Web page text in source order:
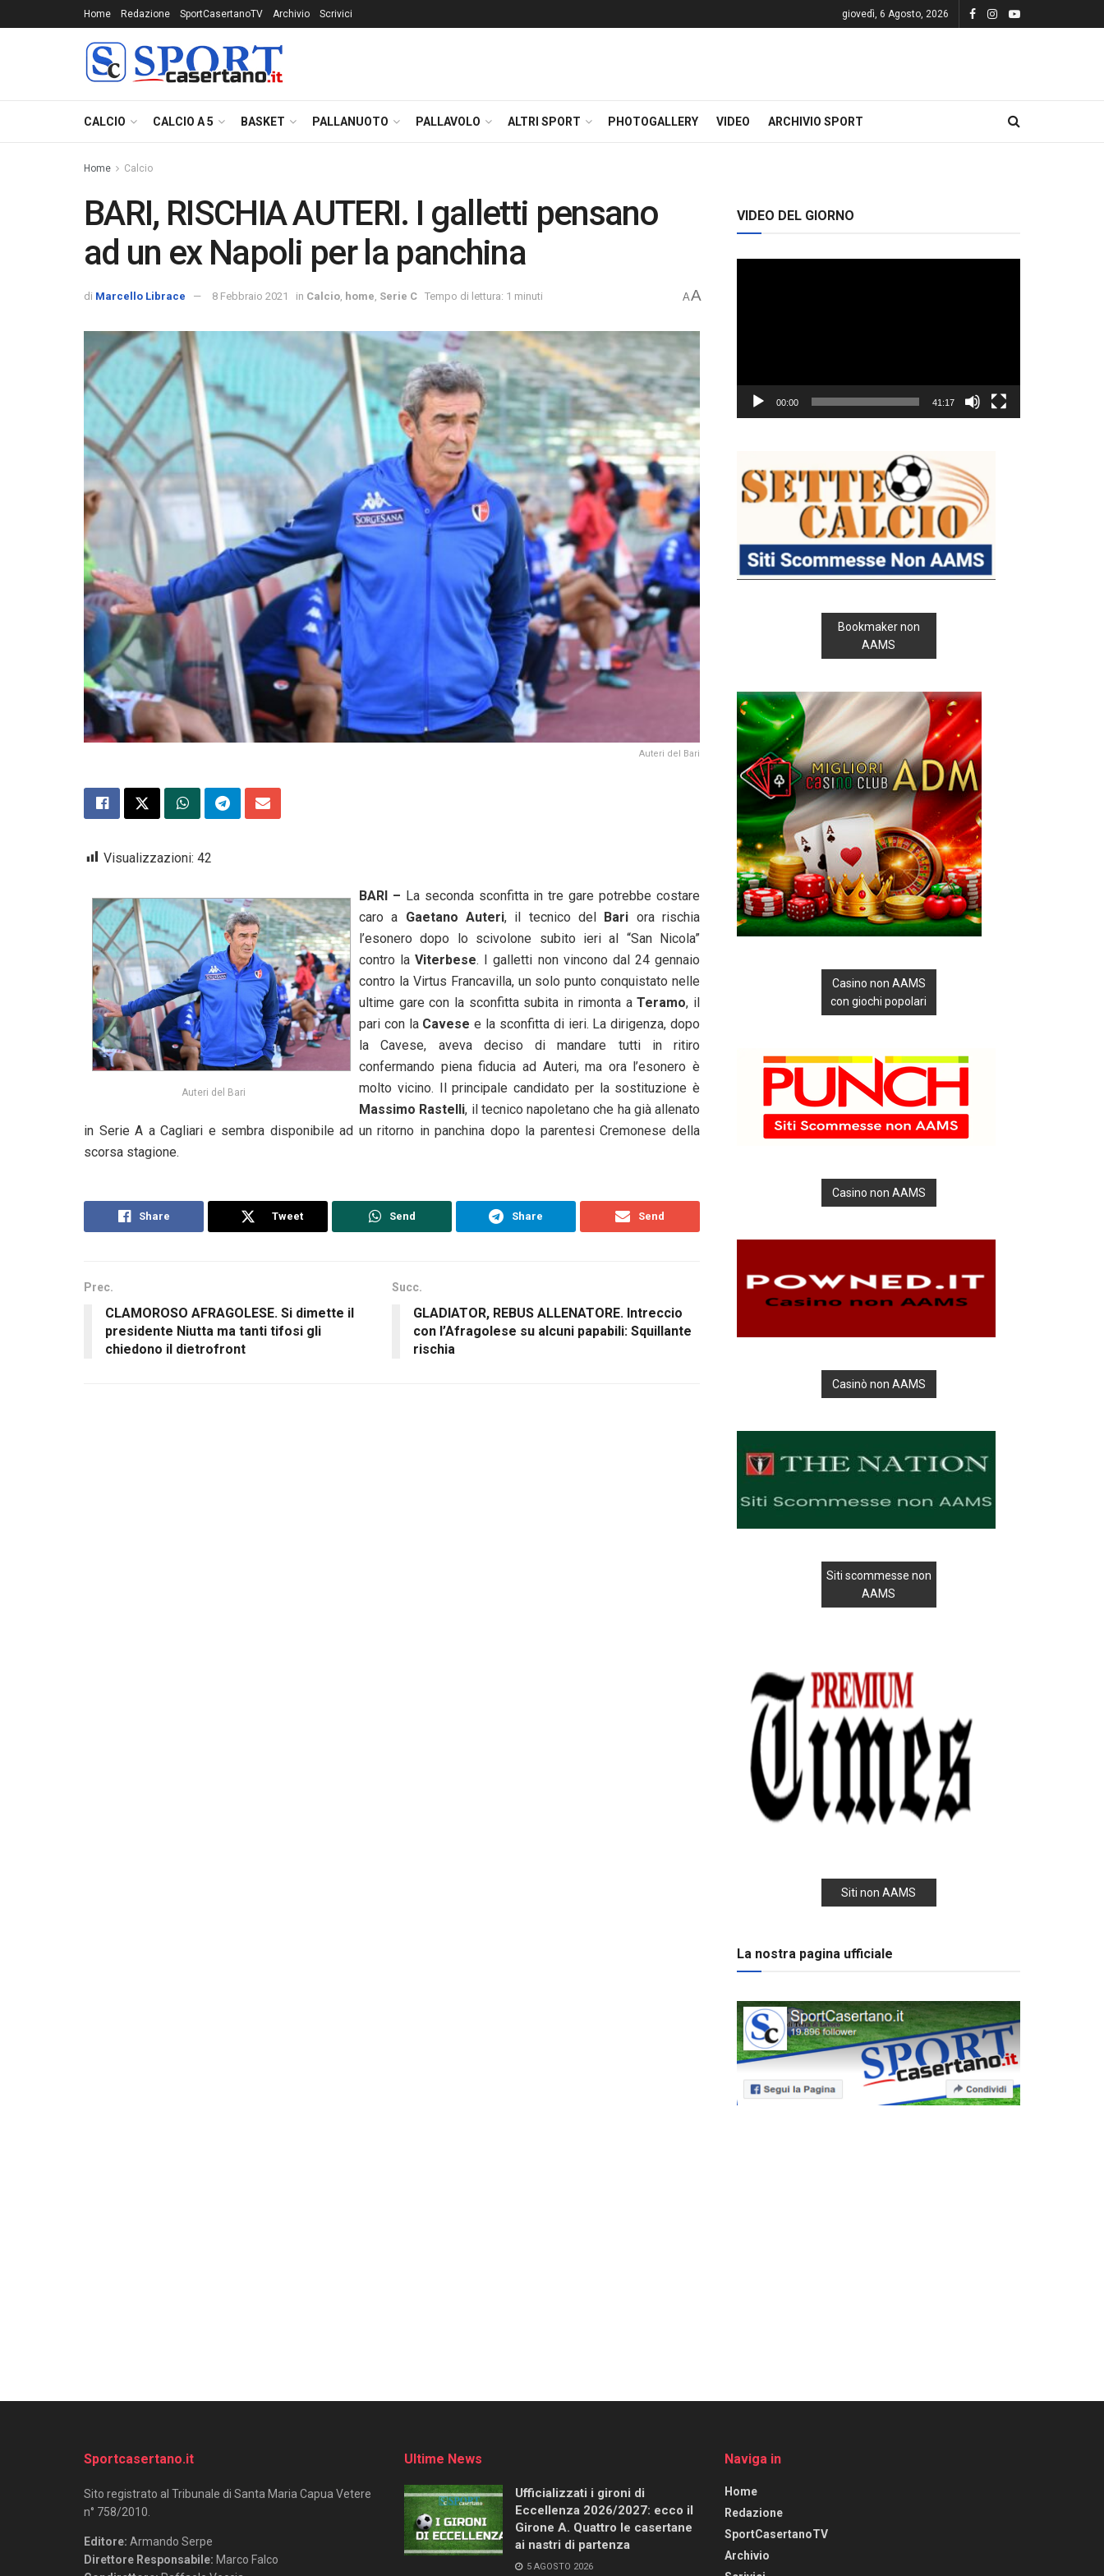
Home Redazione SportCasertanoTV Archivio Scrivici giovedì, 6 Agosto, 2026
CALCIO CALCIO A 5 BASKET PALLANUOTO PALLAVOLO ALTRI SPORT PHOTOGALLERY VIDEO ARCHIVIO SPORT
Home Calcio
BARI, RISCHIA AUTERI. I galletti pensano
ad un ex Napoli per la panchina
di Marcello Librace 8 Febbraio 2021 in Calcio home Serie C Tempo di lettura: 1 minuti AA
Auteri del Bari
Visualizzazioni: 42
Auteri del Bari
BARI – La seconda sconfitta in tre gare potrebbe costare
caro a Gaetano Auteri, il tecnico del Bari ora rischia
l’esonero dopo lo scivolone subito ieri al “San Nicola”
contro laViterbese. I galletti non vincono dal 24 gennaio
contro la Virtus Francavilla, un solo punto conquistato nelle
ultime gare con la sconfitta subita in rimonta aTeramo, il
pari con laCavese e la sconfitta di ieri. La dirigenza, dopo
la Cavese, aveva deciso di mandare tutti in ritiro
confermando piena fiducia ad Auteri, ma ora l’esonero è
molto vicino. Il principale candidato per la sostituzione è
Massimo Rastelli, il tecnico napoletano che ha già allenato
in Serie A a Cagliari e sembra disponibile ad un ritorno in panchina dopo la parentesi Cremonese della
scorsa stagione.
Share Tweet Send Share Send
Prec.
CLAMOROSO AFRAGOLESE. Si dimette il
presidente Niutta ma tanti tifosi gli
chiedono il dietrofront
Succ.
GLADIATOR, REBUS ALLENATORE. Intreccio
con l’Afragolese su alcuni papabili: Squillante
rischia
VIDEO DEL GIORNO
00:00 41:17
Bookmaker non
AAMS
Casino non AAMS
con giochi popolari
Casino non AAMS
Casinò non AAMS
Siti scommesse non
AAMS
Siti non AAMS
La nostra pagina ufficiale
Sportcasertano.it
Sito registrato al Tribunale di Santa Maria Capua Vetere
n° 758/2010.
Editore: Armando Serpe
Direttore Responsabile: Marco Falco
Ultime News
Ufficializzati i gironi di
Eccellenza 2026/2027: ecco il
Girone A. Quattro le casertane
ai nastri di partenza
5 AGOSTO 2026
Naviga in
Home
Redazione
SportCasertanoTV
Archivio